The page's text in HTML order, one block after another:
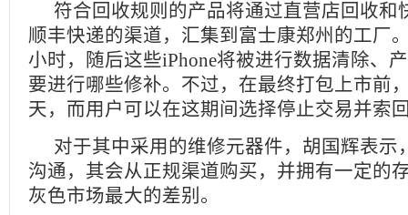
符合回收规则的产品将通过直营店回收和
顺丰快递的渠道，汇集到富士康郑州的工厂
小时，随后这些iPhone将被进行数据清除、
要进行哪些修补。不过，在最终打包上市前
天，而用户可以在这期间选择停止交易并索
对于其中采用的维修元器件，胡国辉表示
沟通，其会从正规渠道购买，并拥有一定的
灰色市场最大的差别。